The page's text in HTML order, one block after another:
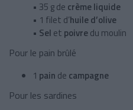
• 35 g de crème liquide
• 1 filet d’huile d’olive
• Sel et poivredu moulin
Pour le pain brûlé
1 pain de campagne
Pour les sardines